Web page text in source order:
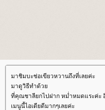
มาชิมบะช่อเขียวหวานถึงที่เลยค่ะ
มาดูวิธีทำด้ว
ที่คุณชาลียกไปฝาก หม่ำหมดแระค่ะ
เมนูนี้ไอเดียดีมากๆเลยค่ะ